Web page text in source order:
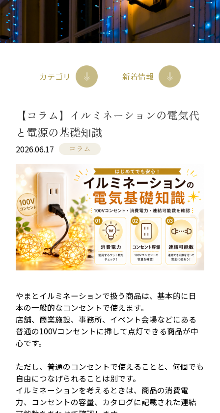
デコレーションラ 04 特注
053-586-3370
お問合せ
カタログ請求
やまと興業株式会社 商品部
〒434-0036 静岡県浜松市浜名区横須賀1136
カテゴリ 新着情報
【コラム】イルミネーションの電気代
と電源の基礎知識
2026.06.17 コラム
やまとイルミネーションで扱う商品は、基本的に日
本の一般的なコンセントで使えます。
店舗、商業施設、事務所、イベント会場などにある
普通の100Vコンセントに挿して点灯できる商品が中
心です。
ただし、普通のコンセントで使えることと、何個でも
自由につなげられることは別です。
イルミネーションを考えるときは、商品の消費電
力、コンセントの容量、カタログに記載された連結